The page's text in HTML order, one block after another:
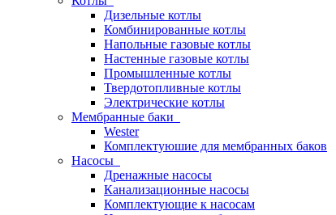
Дизельные котлы
Комбинированные котлы
Напольные газовые котлы
Настенные газовые котлы
Промышленные котлы
Твердотопливные котлы
Электрические котлы
Мембранные баки
Wester
Комплектуюшие для мембранных баков
Насосы
Дренажные насосы
Канализационные насосы
Комплектующие к насосам